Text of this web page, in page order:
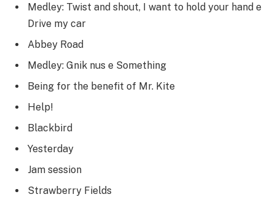
Medley: Twist and shout, I want to hold your hand e
Drive my car
Abbey Road
Medley: Gnik nus e Something
Being for the benefit of Mr. Kite
Help!
Blackbird
Yesterday
Jam session
Strawberry Fields